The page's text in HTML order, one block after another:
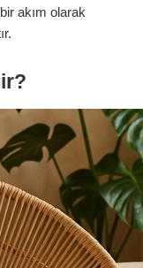
akım olarak